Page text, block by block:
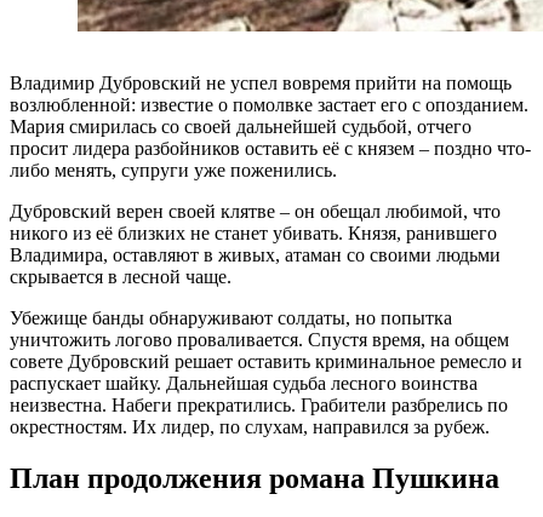
Владимир Дубровский не успел вовремя прийти на помощь
возлюбленной: известие о помолвке застает его с опозданием.
Мария смирилась со своей дальнейшей судьбой, отчего
просит лидера разбойников оставить её с князем – поздно что-
либо менять, супруги уже поженились.
Дубровский верен своей клятве – он обещал любимой, что
никого из её близких не станет убивать. Князя, ранившего
Владимира, оставляют в живых, атаман со своими людьми
скрывается в лесной чаще.
Убежище банды обнаруживают солдаты, но попытка
уничтожить логово проваливается. Спустя время, на общем
совете Дубровский решает оставить криминальное ремесло и
распускает шайку. Дальнейшая судьба лесного воинства
неизвестна. Набеги прекратились. Грабители разбрелись по
окрестностям. Их лидер, по слухам, направился за рубеж.
План продолжения романа Пушкина